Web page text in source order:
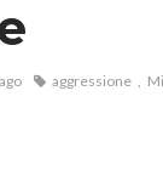
aggressione